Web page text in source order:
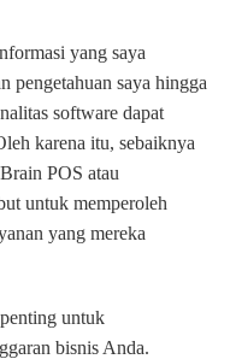
yang saya
pengetahuan saya hingga
software dapat
karena itu, sebaiknya
POS atau
untuk memperoleh
yang mereka
untuk
bisnis Anda.